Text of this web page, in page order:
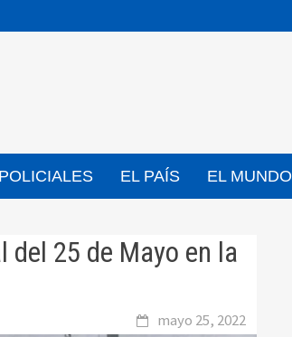
POLICIALES EL PAÍS EL MUNDO
del 25 de Mayo en la
mayo 25, 2022